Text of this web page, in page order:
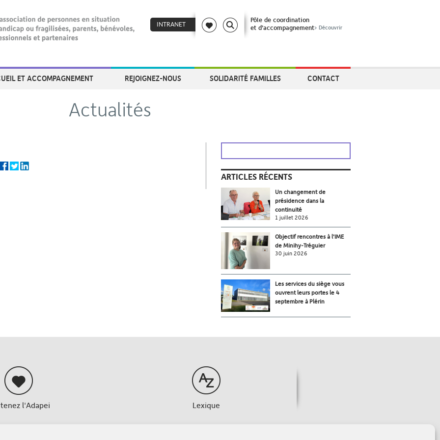
INTRANET
Pôle de coordination
et d’accompagnement> Découvrir
ET ACCOMPAGNEMENT REJOIGNEZ-NOUS SOLIDARITÉ FAMILLES CONTACT
Actualités
ARTICLES RÉCENTS
Un changement de
présidence dans la
continuité
1 juillet 2026
Objectif rencontres à l’IME
de Minihy-Tréguier
30 juin 2026
Les services du siège vous
ouvrent leurs portes le 4
septembre à Plérin
l'Adapei Lexique